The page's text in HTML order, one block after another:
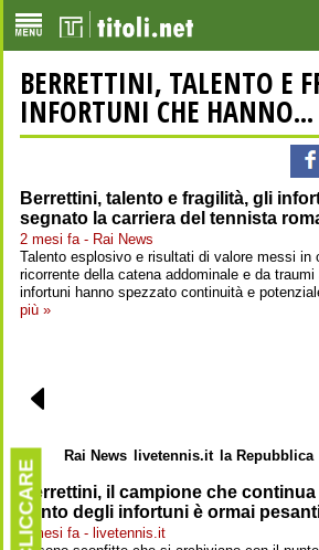
BERRETTINI, TALENTO E
INFORTUNI CHE HANNO...
Berrettini, talento e fragilità, gli
segnato la carriera del tennista
2 mesi fa - Rai News
Talento esplosivo e risultati di valore messi in
ricorrente della catena addominale e da
infortuni hanno spezzato continuità e
più »
Rai News livetennis.it la Repubblica
Berrettini, il campione che continua
conto degli infortuni è ormai
2 mesi fa - livetennis.it
CLICCARE